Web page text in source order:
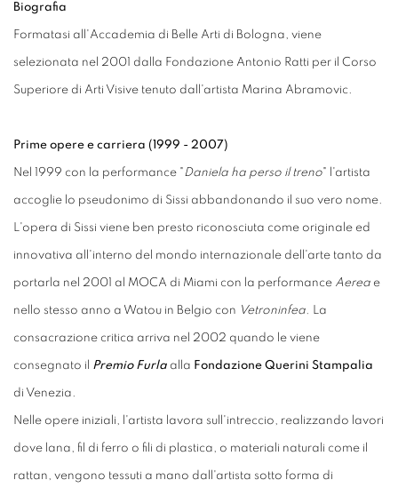
Biografia
Formatasi all'Accademia di Belle Arti di Bologna, viene
selezionata nel 2001 dalla Fondazione Antonio Ratti per il Corso
Superiore di Arti Visive tenuto dall'artista Marina Abramovic.
Prime opere e carriera (1999 - 2007)
Nel 1999 con la performance "Daniela ha perso il treno" l'artista
accoglie lo pseudonimo di Sissi abbandonando il suo vero nome.
L'opera di Sissi viene ben presto riconosciuta come originale ed
innovativa all'interno del mondo internazionale dell'arte tanto da
portarla nel 2001 al MOCA di Miami con la performance Aerea e
nello stesso anno a Watou in Belgio con Vetroninfea. La
consacrazione critica arriva nel 2002 quando le viene
consegnato il Premio Furla alla Fondazione Querini Stampalia
di Venezia.
Nelle opere iniziali, l'artista lavora sull'intreccio, realizzando lavori
dove lana, fil di ferro o fili di plastica, o materiali naturali come il
rattan, vengono tessuti a mano dall'artista sotto forma di